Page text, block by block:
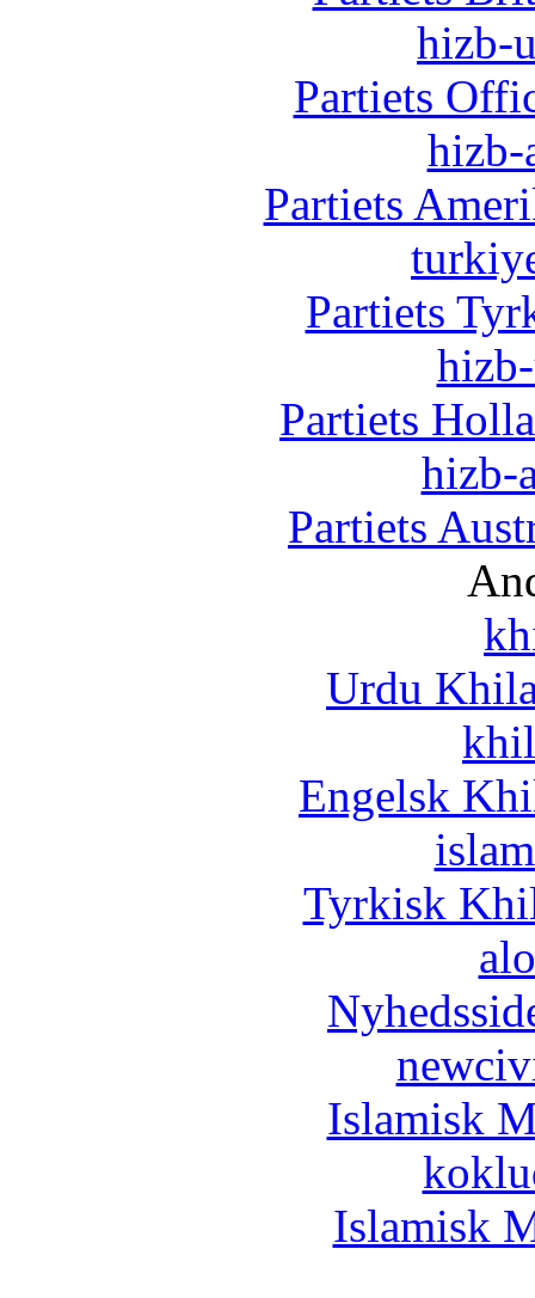
hizb-
Partiets
hizb-
Partiets
Partiets
Partiets
hizb-
Partiets
Urdu
Engelsk
Tyrkisk
Islamisk
Islamisk